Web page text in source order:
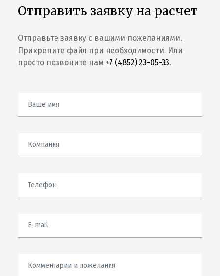
Отправить заявку на расчет
Отправьте заявку с вашими пожеланиями.
Прикрепите файл при необходимости. Или
просто позвоните нам +7 (4852) 23-05-33.